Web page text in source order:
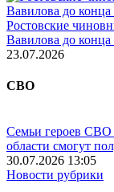
Ростовские
Вавилова до конца
23.07.2026
СВО
Семьи героев СВО
области смогут
30.07.2026 13:05
Новости рубрики